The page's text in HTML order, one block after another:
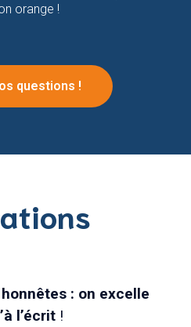
orange !
questions !
: on excelle
l’écrit !